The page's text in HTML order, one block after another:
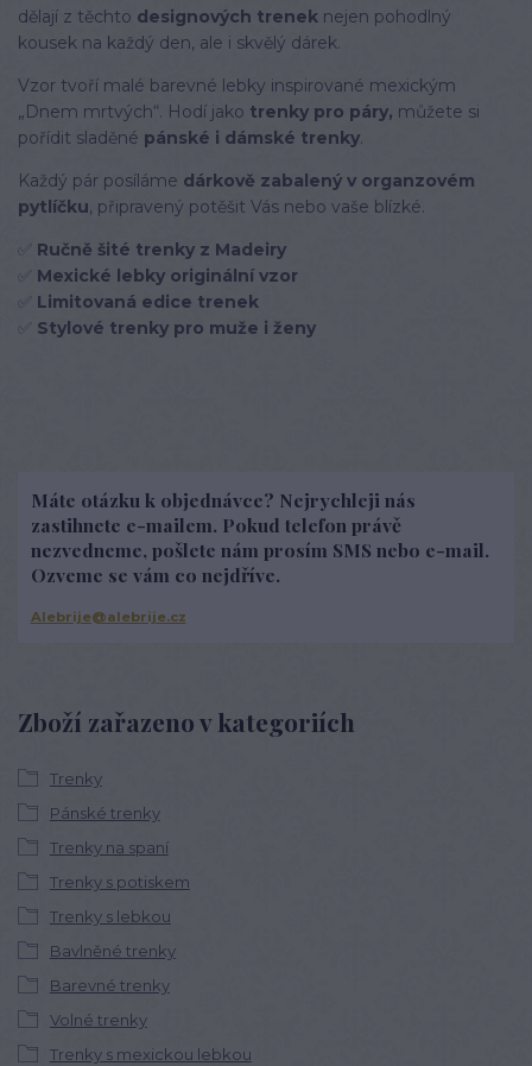
dělají z těchto designových trenek nejen pohodlný
kousek na každý den, ale i skvělý dárek.
Vzor tvoří malé barevné lebky inspirované mexickým
„Dnem mrtvých“. Hodí jako trenky pro páry, můžete si
pořídit sladěné pánské i dámské trenky.
Každý pár posíláme dárkově zabalený v organzovém
pytlíčku, připravený potěšit Vás nebo vaše blízké.
Ručně šité trenky z Madeiry
Mexické lebky originální vzor
Limitovaná edice trenek
Stylové trenky pro muže i ženy
Zboží zařazeno v kategoriích
Trenky
Pánské trenky
Trenky na spaní
Trenky s potiskem
Trenky s lebkou
Bavlněné trenky
Barevné trenky
Volné trenky
Trenky s mexickou lebkou
Máte otázku k objednávce? Nejrychleji nás
zastihnete e-mailem. Pokud telefon právě
nezvedneme, pošlete nám prosím SMS nebo e-mail.
Ozveme se vám co nejdříve.
Alebrije@alebrije.cz